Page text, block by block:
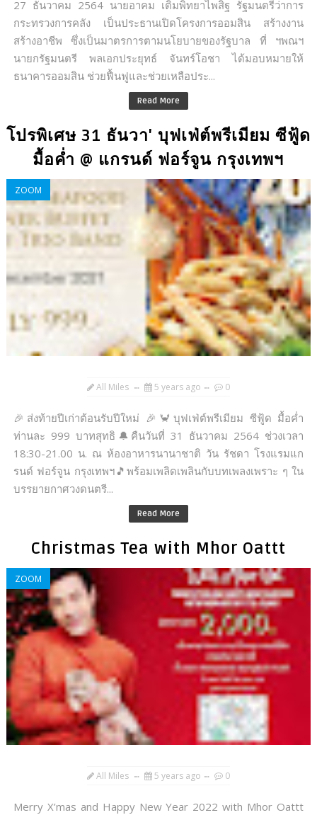
27 ธันวาคม 2564 นายอาคม เติมพิทยาไพสิฐ รัฐมนตรีว่าการ
กระทรวงการคลัง เป็นประธานเปิดโครงการออมสิน สร้างงาน
สร้างอาชีพ ซึ่งเป็นมาตรการตามนโยบายของรัฐบาล ที่ ฯพณฯ
นายกรัฐมนตรี พลเอกประยุทธ์ จันทร์โอชา ได้มอบหมายให้
ธนาคารออมสิน ช่วยฟื้นฟูและช่วยเหลือประ...
Read More
โปรพิเศษ 31 ธันวา' บุฟเฟ่ต์พรีเมียม ซีฟู้ด
มื้อค่ำ @ แกรนด์ ฟอร์จูน กรุงเทพฯ
ZOOM
All Miles 5 years ago 0
🎉ส่งท้ายปีเก่าต้อนรับปีใหม่ 🎉🦀บุฟเฟ่ต์พรีเมียม ซีฟู้ด มื้อค่ำ
ท่านละ 999 บาทสุทธิ🔔คืนวันที่ 31 ธันวาคม 2564 ช่วงเวลา
18:30-21.00 น. ณ ห้องอาหารนานาชาติ วัน รัชดา โรงแรมแก
รนด์ ฟอร์จูน กรุงเทพฯ🎵พร้อมเพลิดเพลินกับบทเพลงเพราะ ๆ ใน
บรรยายกาศวงดนตรี...
Read More
Christmas Tea with Mhor Oattt
ZOOM
All Miles 5 years ago 0
Merry X’mas and Happy New Year 2022 with Mhor Oattt